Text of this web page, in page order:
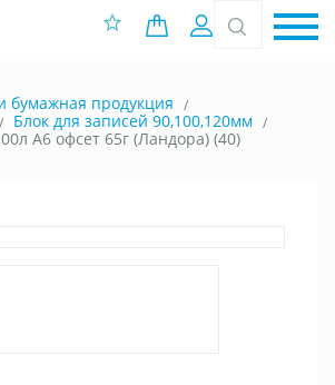
0 позиций
Вход
бумажная продукция
Блок для записей 90,100,120мм
А6 офсет 65г (Ландора) (40)